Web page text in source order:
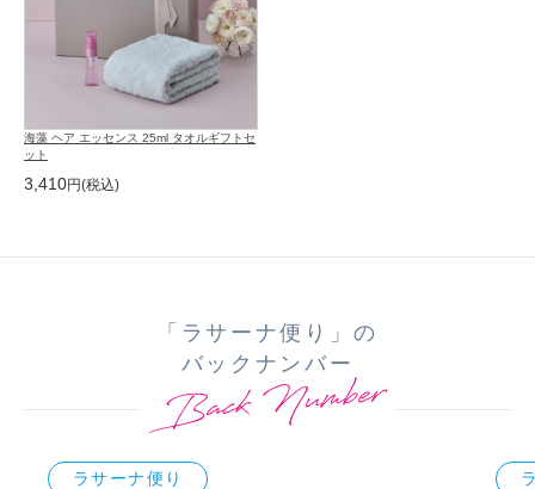
海藻 ヘア エッセンス 25ml タオルギフトセ
ット
3,410
「ラサーナ便り」の
バックナンバー
ラサーナ便り